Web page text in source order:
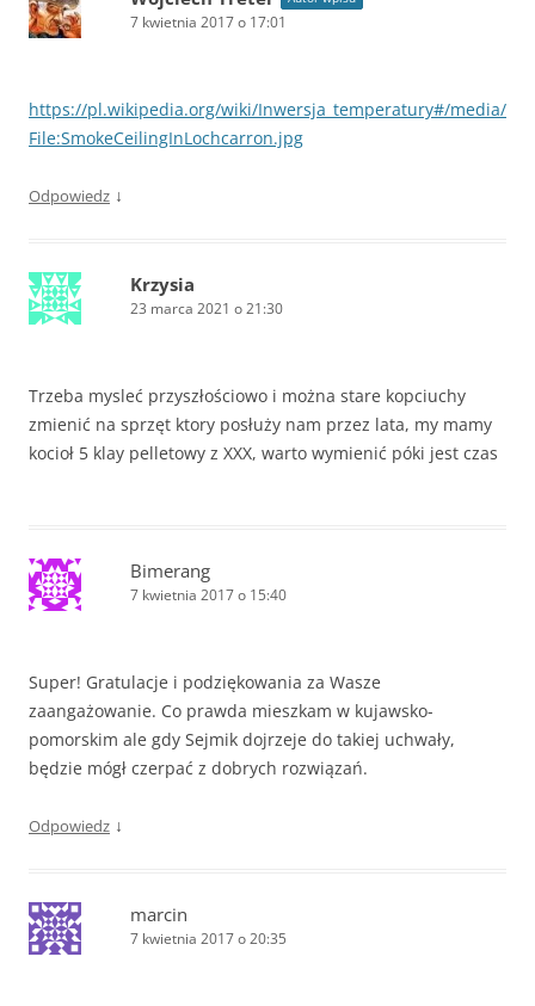
7 kwietnia 2017 o 17:01
https://pl.wikipedia.org/wiki/Inwersja_temperatury#/media/
File:SmokeCeilingInLochcarron.jpg
Odpowiedz ↓
Krzysia
23 marca 2021 o 21:30
Trzeba mysleć przyszłościowo i można stare kopciuchy
zmienić na sprzęt ktory posłuży nam przez lata, my mamy
kocioł 5 klay pelletowy z XXX, warto wymienić póki jest czas
Bimerang
7 kwietnia 2017 o 15:40
Super! Gratulacje i podziękowania za Wasze
zaangażowanie. Co prawda mieszkam w kujawsko-
pomorskim ale gdy Sejmik dojrzeje do takiej uchwały,
będzie mógł czerpać z dobrych rozwiązań.
Odpowiedz ↓
marcin
7 kwietnia 2017 o 20:35